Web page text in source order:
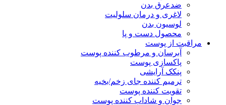
ضدعرق بدن
لاغری و درمان سلولیت
لوسیون بدن
محصول دست و پا
مراقبت از پوست
آبرسان و مرطوب کننده پوست
پاکسازی پوست
پنکک آرایشی
ترمیم کننده جای زخم/بخیه
تقویت کننده پوست
جوان و شاداب کننده پوست